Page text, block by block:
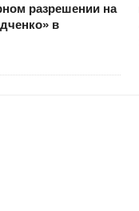
разрешении на
в